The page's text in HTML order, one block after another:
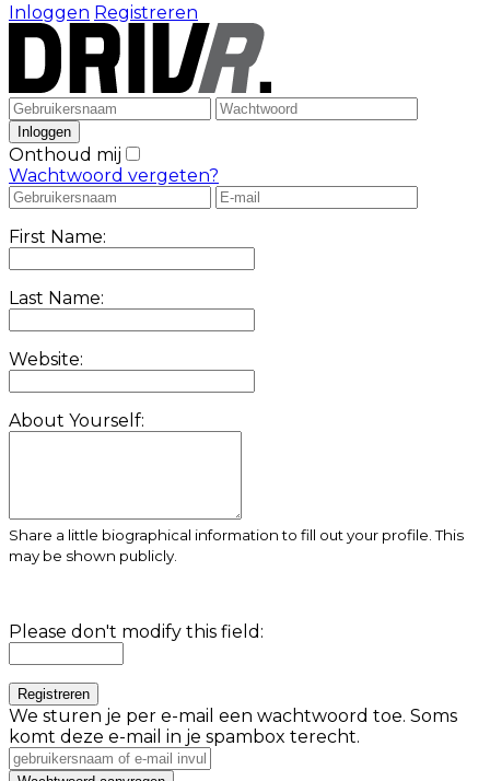
Inloggen Registreren
Onthoud mij
Wachtwoord vergeten?
First Name:
Last Name:
Website:
About Yourself:
Share a little biographical information to fill out your profile. This
may be shown publicly.
Please don't modify this field:
We sturen je per e-mail een wachtwoord toe. Soms
komt deze e-mail in je spambox terecht.